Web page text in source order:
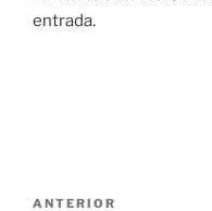
entrada.
Navegación
Entrada
ANTERIOR